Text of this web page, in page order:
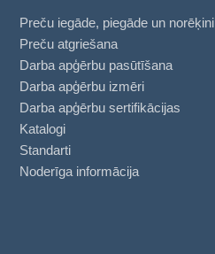
Preču iegāde, piegāde un norēķini
Preču atgriešana
Darba apģērbu pasūtīšana
Darba apģērbu izmēri
Darba apģērbu sertifikācijas
Katalogi
Standarti
Noderīga informācija